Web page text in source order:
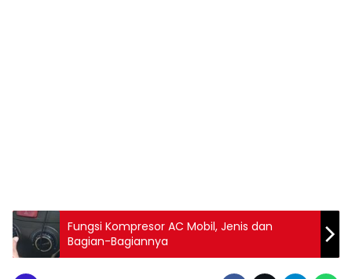
Fungsi Kompresor AC Mobil, Jenis dan
Bagian-Bagiannya